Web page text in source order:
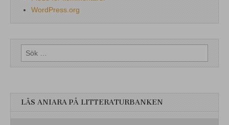
WordPress.org
Sök
efter:
LÄS ANIARA PÅ LITTERATURBANKEN